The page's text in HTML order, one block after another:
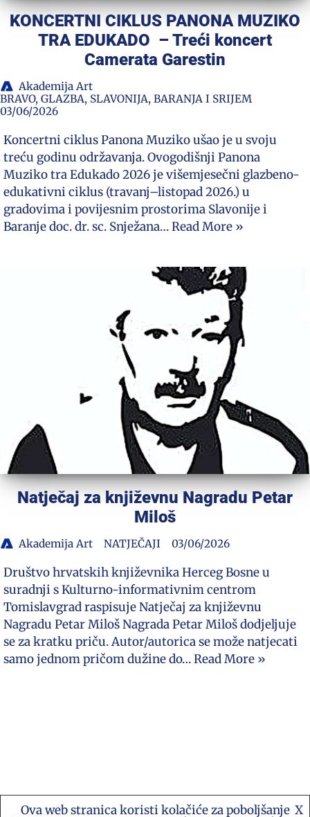
KONCERTNI CIKLUS PANONA MUZIKO
TRA EDUKADO – Treći koncert
Camerata Garestin
Akademija Art
BRAVO, GLAZBA, SLAVONIJA, BARANJA I SRIJEM
03/06/2026
Koncertni ciklus Panona Muziko ušao je u svoju
treću godinu održavanja. Ovogodišnji Panona
Muziko tra Edukado 2026 je višemjesečni glazbeno-
edukativni ciklus (travanj–listopad 2026.) u
gradovima i povijesnim prostorima Slavonije i
Baranje doc. dr. sc. Snježana…Read More »
Natječaj za književnu Nagradu Petar
Miloš
Akademija Art NATJEČAJI 03/06/2026
Društvo hrvatskih književnika Herceg Bosne u
suradnji s Kulturno-informativnim centrom
Tomislavgrad raspisuje Natječaj za književnu
Nagradu Petar Miloš Nagrada Petar Miloš dodjeljuje
se za kratku priču. Autor/autorica se može natjecati
samo jednom pričom dužine do…Read More »
Kontakt e-mail: akademija.art@gmail.com •
Ova web stranica koristi kolačiće za poboljšanje X